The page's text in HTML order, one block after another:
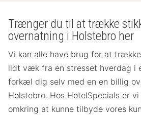
Trænger du til at trække
overnatning i Holstebro her
Vi kan alle have brug for at
lidt væk fra en stresset hverdag i
forkæl dig selv med en en billig
Holstebro. Hos HotelSpecials er
omkring at kunne tilbyde vores